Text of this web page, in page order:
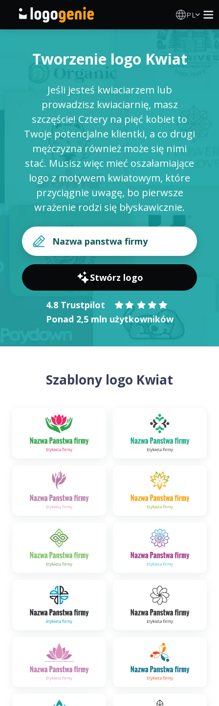
PL
Generator logo AI
Pomysły na logo
Produkty drukowane
O nas
Blog
ZALOGUJ SIĘ
Tworzenie logo Kwiat
Jeśli jesteś kwiaciarzem lub
prowadzisz kwiaciarnię, masz
szczęście! Cztery na pięć kobiet to
Twoje potencjalne klientki, a co drugi
mężczyzna również może się nimi
stać. Musisz więc mieć oszałamiające
logo z motywem kwiatowym, które
przyciągnie uwagę, bo pierwsze
wrażenie rodzi się błyskawicznie.
Stwórz logo
4.8 Trustpilot
Ponad 2,5 mln użytkowników
Szablony logo Kwiat